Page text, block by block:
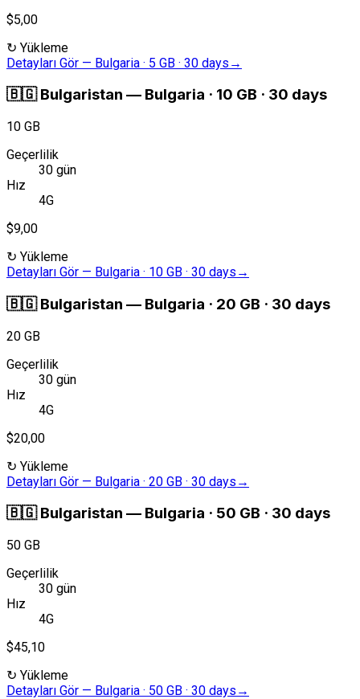
$5,00
↻ Yükleme
Detayları Gör — Bulgaria · 5 GB · 30 days →
🇧🇬 Bulgaristan — Bulgaria · 10 GB · 30 days
10 GB
Geçerlilik
30 gün
Hız
4G
$9,00
↻ Yükleme
Detayları Gör — Bulgaria · 10 GB · 30 days →
🇧🇬 Bulgaristan — Bulgaria · 20 GB · 30 days
20 GB
Geçerlilik
30 gün
Hız
4G
$20,00
↻ Yükleme
Detayları Gör — Bulgaria · 20 GB · 30 days →
🇧🇬 Bulgaristan — Bulgaria · 50 GB · 30 days
50 GB
Geçerlilik
30 gün
Hız
4G
$45,10
↻ Yükleme
Detayları Gör — Bulgaria · 50 GB · 30 days →